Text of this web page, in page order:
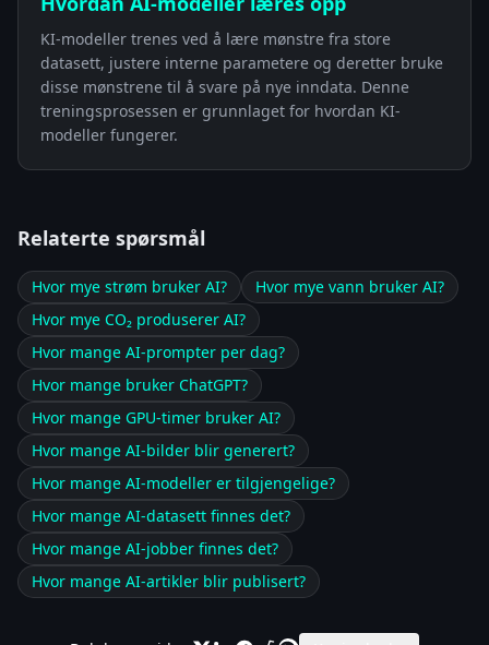
KI-modeller trenes ved å lære mønstre fra store
datasett, justere interne parametere og deretter bruke
disse mønstrene til å svare på nye inndata. Denne
treningsprosessen er grunnlaget for hvordan KI-
modeller fungerer.
Relaterte spørsmål
Hvor mye strøm bruker AI?
Hvor mye vann bruker AI?
Hvor mye CO₂ produserer AI?
Hvor mange AI-prompter per dag?
Hvor mange bruker ChatGPT?
Hvor mange GPU-timer bruker AI?
Hvor mange AI-bilder blir generert?
Hvor mange AI-modeller er tilgjengelige?
Hvor mange AI-datasett finnes det?
Hvor mange AI-jobber finnes det?
Hvor mange AI-artikler blir publisert?